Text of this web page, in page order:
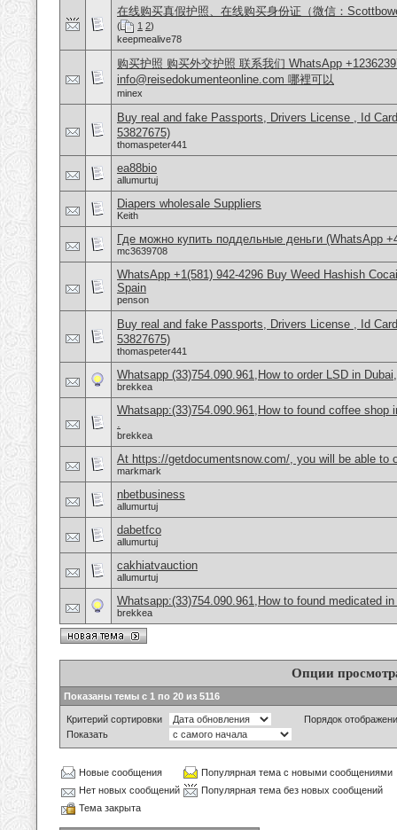
在线购买真假护照、在线购买身份证（微信：
( 1 2)
keepmealive78
购买护照 购买外交护照 联系我们 WhatsApp
info@reisedokumenteonline.com 哪裡可以
minex
Buy real and fake Passports, Drivers License , Id
53827675)
thomaspeter441
ea88bio
allumurtuj
Diapers wholesale Suppliers
Keith
Где можно купить поддельные деньги (WhatsApp
mc3639708
WhatsApp +1(581) 942-4296 Buy Weed Hashish
Spain
penson
Buy real and fake Passports, Drivers License , Id
53827675)
thomaspeter441
Whatsapp (33)754.090.961,How to order LSD in
brekkea
Whatsapp:(33)754.090.961,How to found coffee shop
.
brekkea
At https://getdocumentsnow.com/, you will be able to
markmark
nbetbusiness
allumurtuj
dabetfco
allumurtuj
cakhiatvauction
allumurtuj
Whatsapp:(33)754.090.961,How to found medicated
brekkea
Опции
Показаны темы с 1 по 20 из 5116
Критерий сортировки
Порядок
Показать
Новые сообщения
Популярная тема с новыми сообщениями
Нет новых сообщений
Популярная тема без новых сообщений
Тема закрыта